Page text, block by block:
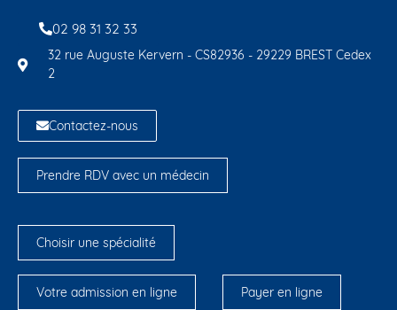
02 98 31 32 33
32 rue Auguste Kervern - CS82936 - 29229 BREST Cedex
2
Contactez-nous
Prendre RDV avec un médecin
Choisir une spécialité
Votre admission en ligne Payer en ligne